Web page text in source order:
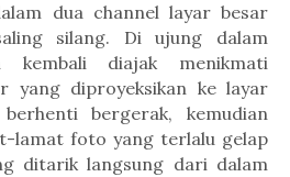
dua channel layar besar
silang. Di ujung dalam
kembali diajak menikmati
yang diproyeksikan ke layar
bergerak, kemudian
lamat foto yang terlalu gelap
ditarik langsung dari dalam